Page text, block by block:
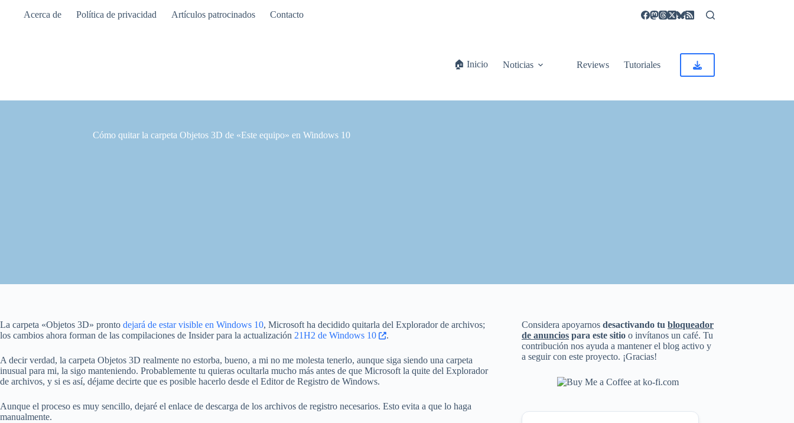
Acerca de Política de privacidad Artículos patrocinados Contacto
🏠 Inicio Noticias Reviews Tutoriales
Cómo quitar la carpeta Objetos 3D de «Este equipo» en Windows 10
La carpeta «Objetos 3D» pronto dejará de estar visible en Windows 10, Microsoft ha decidido quitarla del Explorador de archivos;
los cambios ahora forman de las compilaciones de Insider para la actualización 21H2 de Windows 10 .
A decir verdad, la carpeta Objetos 3D realmente no estorba, bueno, a mi no me molesta tenerlo, aunque siga siendo una carpeta
inusual para mi, la sigo manteniendo. Probablemente tu quieras ocultarla mucho más antes de que Microsoft la quite del Explorador
de archivos, y si es así, déjame decirte que es posible hacerlo desde el Editor de Registro de Windows.
Aunque el proceso es muy sencillo, dejaré el enlace de descarga de los archivos de registro necesarios. Esto evita a que lo haga
manualmente.
Considera apoyarnosdesactivando tubloqueador
de anuncios para este sitio o invítanos un café. Tu
contribución nos ayuda a mantener el blog activo y
a seguir con este proyecto. ¡Gracias!